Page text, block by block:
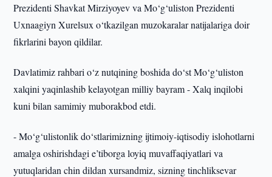
Prezidenti Shavkat Mirziyoyev va Mo‘g‘uliston Prezidenti
Uxnaagiyn Xurelsux o‘tkazilgan muzokaralar natijalariga doir
fikrlarini bayon qildilar.
Davlatimiz rahbari o‘z nutqining boshida do‘st Mo‘g‘uliston
xalqini yaqinlashib kelayotgan milliy bayram - Xalq inqilobi
kuni bilan samimiy muborakbod etdi.
- Mo‘g‘ulistonlik do‘stlarimizning ijtimoiy-iqtisodiy islohotlarni
amalga oshirishdagi e’tiborga loyiq muvaffaqiyatlari va
yutuqlaridan chin dildan xursandmiz, sizning tinchliksevar